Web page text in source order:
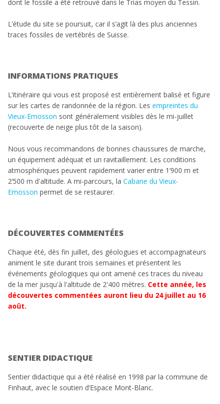
dont le fossile a été retrouvé dans le Trias moyen du Tessin.
L’étude du site se poursuit, car il s’agit là des plus anciennes
traces fossiles de vertébrés de Suisse.
INFORMATIONS PRATIQUES
L’itinéraire qui vous est proposé est entièrement balisé et figure
sur les cartes de randonnée de la région. Les empreintes du
Vieux-Emosson sont généralement visibles dès le mi-juillet
(recouverte de neige plus tôt de la saison).
Nous vous recommandons de bonnes chaussures de marche,
un équipement adéquat et un ravitaillement. Les conditions
atmosphériques peuvent rapidement varier entre 1’900 m et
2’500 m d'altitude. A mi-parcours, la Cabane du Vieux-
Emosson permet de se restaurer.
DÉCOUVERTES COMMENTÉES
Chaque été, dès fin juillet, des géologues et accompagnateurs
animent le site durant trois semaines et présentent les
événements géologiques qui ont amené ces traces du niveau
de la mer jusqu'à l'altitude de 2'400 mètres. Cette année, les
découvertes commentées auront lieu du 24 juillet au 16
août.
SENTIER DIDACTIQUE
Sentier didactique qui a été réalisé en 1998 par la commune de
Finhaut, avec le soutien d’Espace Mont-Blanc.